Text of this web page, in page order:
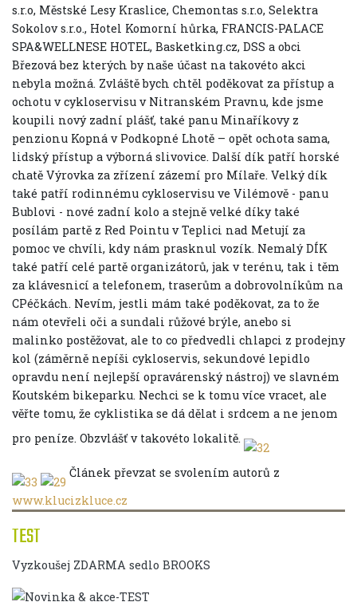
TEST
Vyzkoušej ZDARMA sedlo BROOKS
s.r.o, Městské Lesy Kraslice, Chemontas s.r.o, Selektra
Sokolov s.r.o., Hotel Komorní hůrka, FRANCIS-PALACE
SPA&WELLNESE HOTEL, Basketking.cz, DSS a obci
Březová bez kterých by naše účast na takovéto akci
nebyla možná. Zvláště bych chtěl poděkovat za přístup a
ochotu v cykloservisu v Nitranském Pravnu, kde jsme
koupili nový zadní plášť, také panu Minaříkovy z
penzionu Kopná v Podkopné Lhotě – opět ochota sama,
lidský přístup a výborná slivovice. Další dík patří horské
chatě Výrovka za zřízení zázemí pro Mílaře. Velký dík
také patří rodinnému cykloservisu ve Vilémově - panu
Bublovi - nové zadní kolo a stejně velké díky také
posílám partě z Red Pointu v Teplici nad Metují za
pomoc ve chvíli, kdy nám prasknul vozík. Nemalý DÍK
také patří celé partě organizátorů, jak v terénu, tak i těm
za klávesnicí a telefonem, traserům a dobrovolníkům na
CPéčkách. Nevím, jestli mám také poděkovat, za to že
nám otevřeli oči a sundali růžové brýle, anebo si
malinko postěžovat, ale to co předvedli chlapci z prodejny
kol (záměrně nepíši cykloservis, sekundové lepidlo
opravdu není nejlepší opravárenský nástroj) ve slavném
Koutském bikeparku. Nechci se k tomu více vracet, ale
věřte tomu, že cyklistika se dá dělat i srdcem a ne jenom
pro peníze. Obzvlášť v takovéto lokalitě.
Článek převzat se svolením autorů z
www.klucizkluce.cz